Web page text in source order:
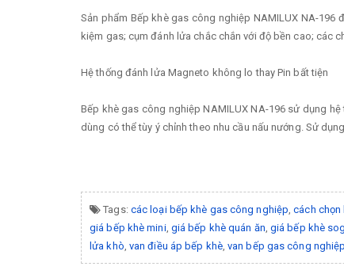
Sản phẩm Bếp khè gas công nghiệp NAMILUX NA-
kiệm gas; cụm đánh lửa chắc chắn với độ bền cao; các
Hệ thống đánh lửa Magneto không lo thay Pin bất tiện
Bếp khè gas công nghiệp NAMILUX NA-196 sử dụng
dùng có thể tùy ý chỉnh theo nhu cầu nấu nướng. Sử
Tags: các loại bếp khè gas công nghiệp ,cách
giá bếp khè mini, giá bếp khè quán ăn giá bếp khè
lửa khò van điều áp bếp khè,van bếp gas công nghiệp